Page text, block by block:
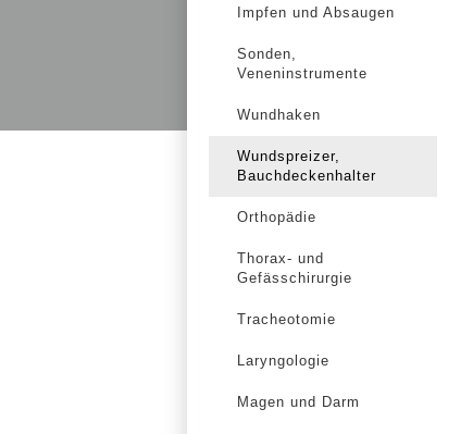
Impfen und Absaugen
Sonden,
Veneninstrumente
Wundhaken
Wundspreizer,
Bauchdeckenhalter
Orthopädie
Thorax- und
Gefässchirurgie
Tracheotomie
Laryngologie
Magen und Darm